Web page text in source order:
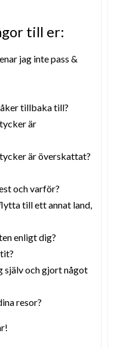
till er:
jag inte pass &
åker tillbaka till?
är
är överskattat?
och varför?
till ett annat land,
enligt dig?
själv och gjort något
resor?